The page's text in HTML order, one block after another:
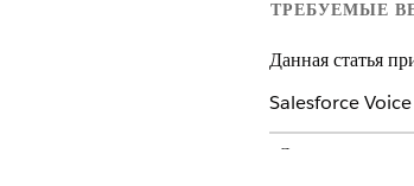
ТРЕБУЕМЫЕ
Данная статья
Salesforce Voice
Доступно в